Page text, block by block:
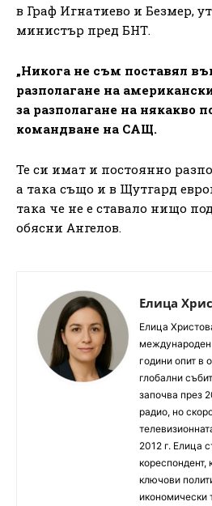
в Граф Игнатиево и Безмер,
министър пред БНТ.
„Никога не съм поставял
разполагане на
за разполагане на някакво
командване на САЩ.
Те си имат и постоянно
а така също и в Щутгард
така че не е ставало нищо
обясни Ангелов.
Елица
Елица
международен
години опит в
глобални
започва през
радио, но
2012 г. Елица
кореспондент,
ключови
икономически